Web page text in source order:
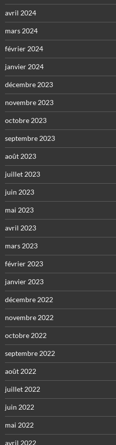
avril 2024
mars 2024
février 2024
janvier 2024
décembre 2023
novembre 2023
octobre 2023
septembre 2023
août 2023
juillet 2023
juin 2023
mai 2023
avril 2023
mars 2023
février 2023
janvier 2023
décembre 2022
novembre 2022
octobre 2022
septembre 2022
août 2022
juillet 2022
juin 2022
mai 2022
avril 2022